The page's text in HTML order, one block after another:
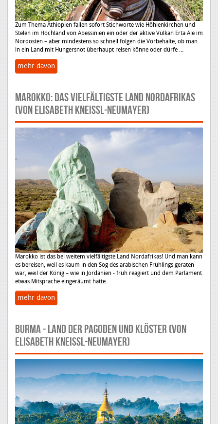
Zum Thema Äthiopien fallen sofort Stichworte wie Höhlenkirchen und
Stelen im Hochland von Abessinien ein oder der aktive Vulkan Erta Ale im
Nordosten – aber mindestens so schnell folgen die Vorbehalte, ob man
in ein Land mit Hungersnot überhaupt reisen könne oder dürfe ...
mehr davon
Marokko: Das vielfältigste Land Nordafrikas
(von Elisabeth Kneissl-Neumayer)
Marokko ist das bei weitem vielfältigste Land Nordafrikas! Und man kann
es bereisen, weil es kaum in den Sog des arabischen Frühlings geraten
war, weil der König – wie in Jordanien - früh reagiert und dem Parlament
etwas Mitsprache eingeräumt hatte.
mehr davon
BURMA - LAND DER PAGODEN UND KLÖSTER (von
Elisabeth Kneissl-Neumayer)